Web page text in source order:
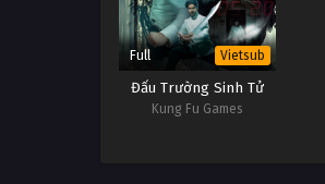
Full Vietsub
Đấu Trường Sinh Tử
Kung Fu Games